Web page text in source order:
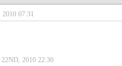
07:31
2010 22:30